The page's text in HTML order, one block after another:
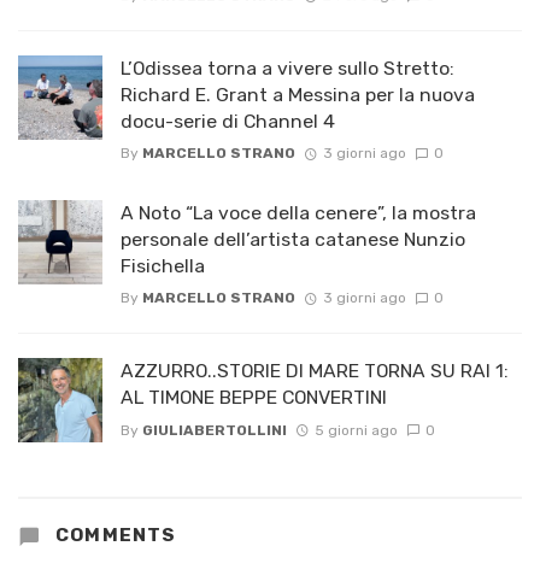
L’Odissea torna a vivere sullo Stretto:
Richard E. Grant a Messina per la nuova
docu-serie di Channel 4
By MARCELLO STRANO 3 giorni ago 0
A Noto “La voce della cenere”, la mostra
personale dell’artista catanese Nunzio
Fisichella
By MARCELLO STRANO 3 giorni ago 0
AZZURRO..STORIE DI MARE TORNA SU RAI 1:
AL TIMONE BEPPE CONVERTINI
By GIULIABERTOLLINI 5 giorni ago 0
COMMENTS